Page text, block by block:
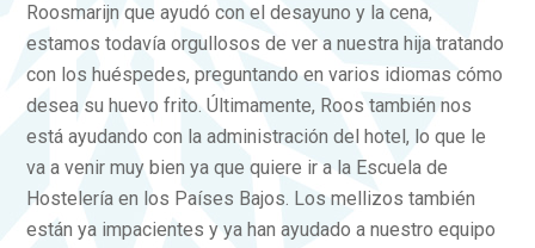
Roosmarijn que ayudó con el desayuno y la cena,
estamos todavía orgullosos de ver a nuestra hija tratando
con los huéspedes, preguntando en varios idiomas cómo
desea su huevo frito. Últimamente, Roos también nos
está ayudando con la administración del hotel, lo que le
va a venir muy bien ya que quiere ir a la Escuela de
Hostelería en los Países Bajos. Los mellizos también
están ya impacientes y ya han ayudado a nuestro equipo